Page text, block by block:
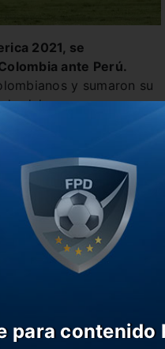
2021, se
ante Perú.
y sumaron su
del grupo y
a los cafeteros con
cada vez que se
Gareca, se paró de
A los 17 minutos,
a la Bicolor.
para contenido